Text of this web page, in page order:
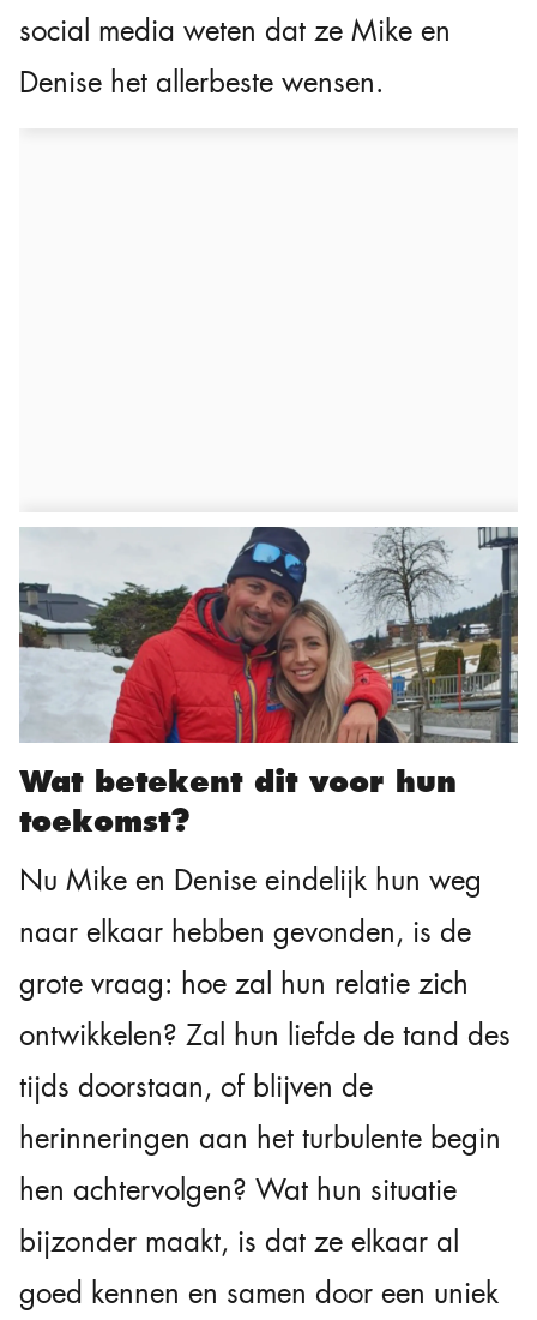
social media weten dat ze Mike en
Denise het allerbeste wensen.
Wat betekent dit voor hun
toekomst?
Nu Mike en Denise eindelijk hun weg
naar elkaar hebben gevonden, is de
grote vraag: hoe zal hun relatie zich
ontwikkelen? Zal hun liefde de tand des
tijds doorstaan, of blijven de
herinneringen aan het turbulente begin
hen achtervolgen? Wat hun situatie
bijzonder maakt, is dat ze elkaar al
goed kennen en samen door een uniek